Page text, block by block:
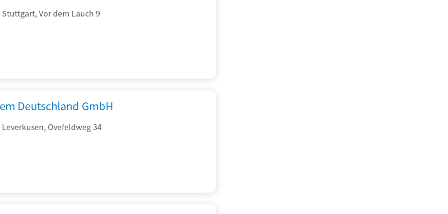
Stuttgart, Vor dem Lauch 9
Deutschland GmbH
Leverkusen, Ovefeldweg 34